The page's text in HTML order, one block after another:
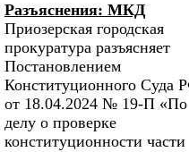
Разъяснения: МКД
Приозерская городская
прокуратура разъясняет
Постановлением
Конституционного Суда
от 18.04.2024 № 19-П «По
делу о проверке
конституционности части